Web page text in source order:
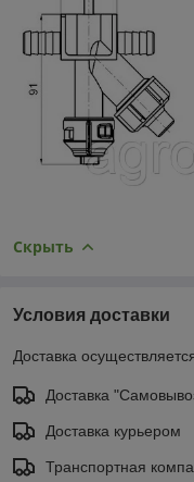
Скрыть
Условия доставки
Доставка
Доставка
Доставка курьером
Транспортная